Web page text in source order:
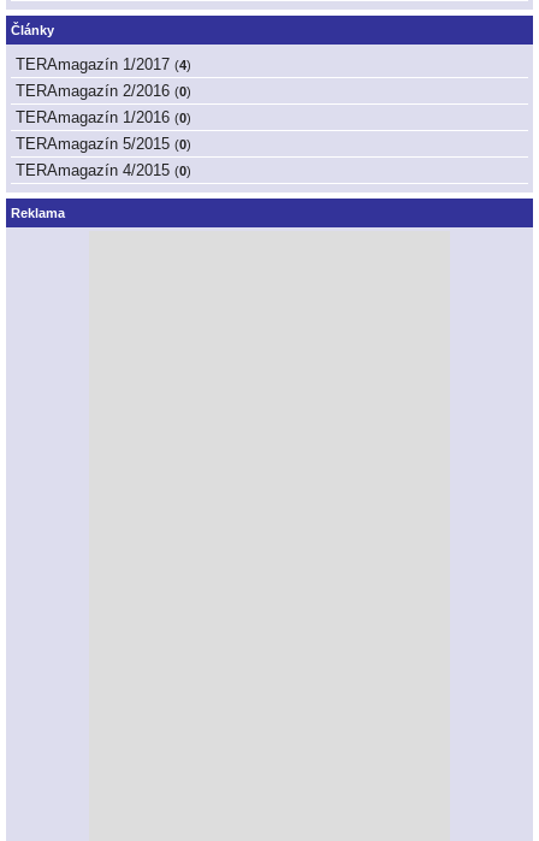
Články
TERAmagazín 1/2017 (4)
TERAmagazín 2/2016 (0)
TERAmagazín 1/2016 (0)
TERAmagazín 5/2015 (0)
TERAmagazín 4/2015 (0)
Reklama